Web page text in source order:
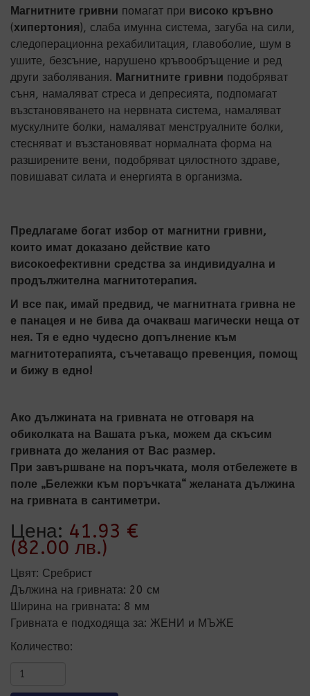
Магнитните гривни помагат при високо кръвно
(хипертония), слаба имунна система, загуба на сили,
следоперационна рехабилитация, главоболие, шум в
ушите, безсъние, нарушено кръвообръщение и ред
други заболявания. Магнитните гривни подобряват
съня, намаляват стреса и депресията, подпомагат
възстановяването на нервната система, намаляват
мускулните болки, намаляват менструалните болки,
стесняват и възстановяват нормалната форма на
разширените вени, подобряват цялостното здраве,
повишават силата и енергията в организма.
Предлагаме богат избор от магнитни гривни,
които имат доказано действие като
високоефективни средства за индивидуална и
продължителна магнитотерапия.
И все пак, имай предвид, че магнитната гривна не
е панацея и не бива да очакваш магически неща от
нея. Тя е едно чудесно допълнение към
магнитотерапията, съчетаващо превенция, помощ
и бижу в едно!
Ако дължината на гривната не отговаря на
обиколката на Вашата ръка, можем да скъсим
гривната до желания от Вас размер.
При завършване на поръчката, моля отбележете в
поле „Бележки към поръчката“ желаната дължина
на гривната в сантиметри.
Цена: 41.93 €
(82.00 лв.)
Цвят: Сребрист
Дължина на гривната: 20 см
Ширина на гривната: 8 мм
Гривната е подходяща за: ЖЕНИ и МЪЖЕ
Количество: